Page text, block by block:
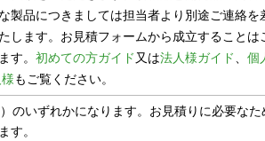
製品につきましては担当者より別途ご連絡
します。お見積フォームから成立すること
す。初めての方ガイド 又は法人様ガイド 、個
もご覧ください。
のいずれかになります。お見積りに必要な
す。